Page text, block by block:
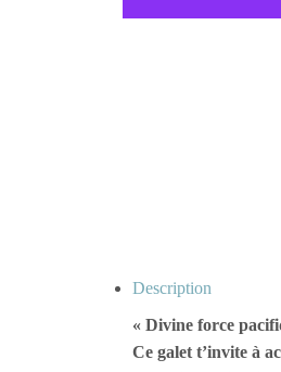
Description
« Divine force
Ce galet t’invite à